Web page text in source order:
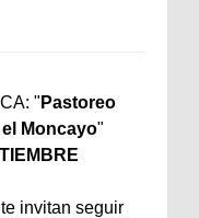
" Pastoreo
Moncayo"
invitan seguir